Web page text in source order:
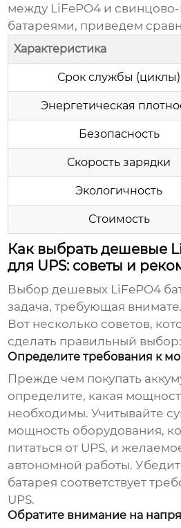
между LiFePO4 и
батареями, приведем
Характеристика
Срок службы (циклы)
Энергетическая
Безопасность
Скорость зарядки
Экологичность
Стоимость
Как выбрать дешевые
для UPS: советы и
Выбордешевых LiFePO4
задача, требующая
Вот несколько советов,
сделать правильный выбор:
Определите требования к
Прежде чем покупать
определите, какая
необходимы. Учитывайте
мощность оборудования,
питаться от UPS, и
автономной работы.
батарея соответствует
UPS.
Обратите внимание на